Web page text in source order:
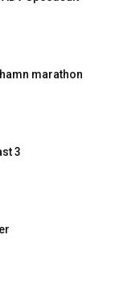
marathon
3